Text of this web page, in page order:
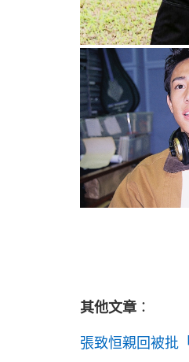
其他文章 ：
張致恒親回被批